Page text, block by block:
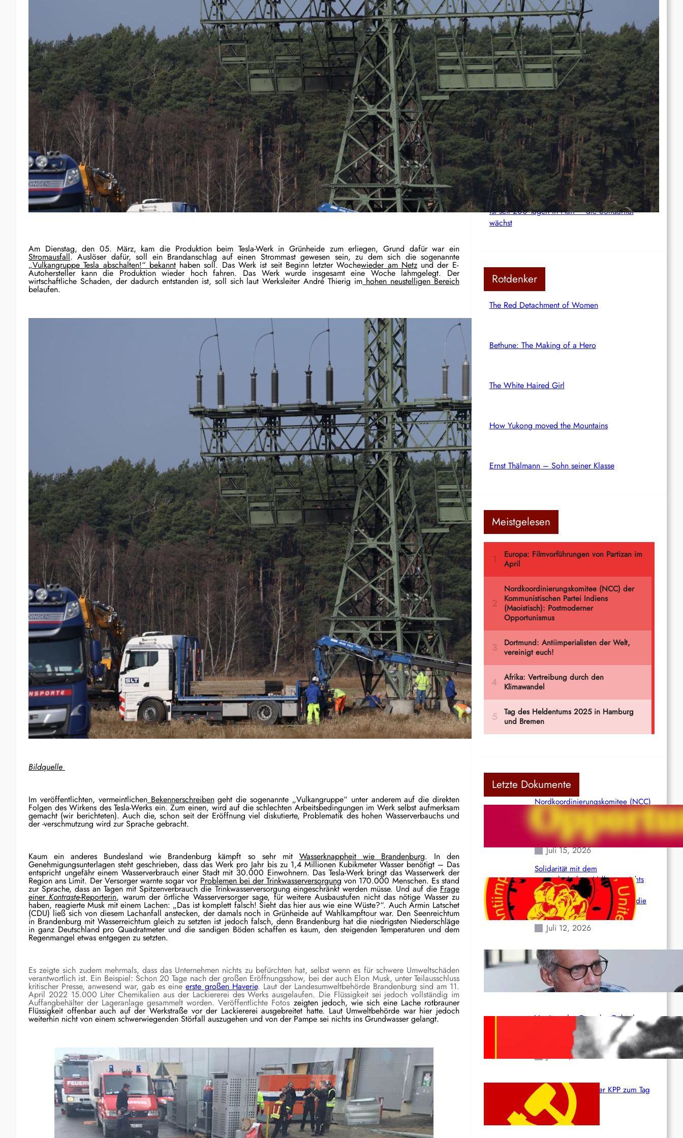
Am Dienstag, den 05. März, kam die Produktion beim Tesla-Werk in Grünheide zum erliegen, Grund dafür war ein
Stromausfall. Auslöser dafür, soll ein Brandanschlag auf einen Strommast gewesen sein, zu dem sich die sogenannte
„Vulkangruppe Tesla abschalten!“ bekannthaben soll. Das Werk ist seit Beginn letzter Wochewieder am Netzund der E-
Autohersteller kann die Produktion wieder hoch fahren. Das Werk wurde insgesamt eine Woche lahmgelegt. Der
wirtschaftliche Schaden, der dadurch entstanden ist, soll sich laut Werksleiter André Thierig im hohen neustelligen Bereich
belaufen.
Bildquelle
Im veröffentlichten, vermeintlichenBekennerschreibengeht die sogenannte „Vulkangruppe“ unter anderem auf die direkten
Folgen des Wirkens des Tesla-Werks ein. Zum einen, wird auf die schlechten Arbeitsbedingungen im Werk selbst aufmerksam
gemacht (wir berichteten). Auch die, schon seit der Eröffnung viel diskutierte, Problematik des hohen Wasserverbauchs und
der -verschmutzung wird zur Sprache gebracht.
Kaum ein anderes Bundesland wie Brandenburg kämpft so sehr mit Wasserknappheit wie Brandenburg. In den
Genehmigungsunterlagen steht geschrieben, dass das Werk pro Jahr bis zu 1,4 Millionen Kubikmeter Wasser benötigt – Das
entspricht ungefähr einem Wasserverbrauch einer Stadt mit 30.000 Einwohnern. Das Tesla-Werk bringt das Wasserwerk der
Region ans Limit. Der Versorger warnte sogar vor Problemen bei der Trinkwasserversorgung von 170.000 Menschen. Es stand
zur Sprache, dass an Tagen mit Spitzenverbrauch die Trinkwasserversorgung eingeschränkt werden müsse. Und auf die Frage
einerKontraste-Reporterin, warum der örtliche Wasserversorger sage, für weitere Ausbaustufen nicht das nötige Wasser zu
haben, reagierte Musk mit einem Lachen: „Das ist komplett falsch! Sieht das hier aus wie eine Wüste?“. Auch Armin Latschet
(CDU) ließ sich von diesem Lachanfall anstecken, der damals noch in Grünheide auf Wahlkampftour war. Den Seenreichtum
in Brandenburg mit Wasserreichtum gleich zu setzten ist jedoch falsch, denn Brandenburg hat die niedrigsten Niederschläge
in ganz Deutschland pro Quadratmeter und die sandigen Böden schaffen es kaum, den steigenden Temperaturen und dem
Regenmangel etwas entgegen zu setzten.
Es zeigte sich zudem mehrmals, dass das Unternehmen nichts zu befürchten hat, selbst wenn es für schwere Umweltschäden
verantwortlich ist. Ein Beispiel: Schon 20 Tage nach der großen Eröffnungsshow, bei der auch Elon Musk, unter Teilausschluss
kritischer Presse, anwesend war, gab es eineerste großen Haverie. Laut der Landesumweltbehörde Brandenburg sind am 11.
April 2022 15.000 Liter Chemikalien aus der Lackiererei des Werks ausgelaufen. Die Flüssigkeit sei jedoch vollständig im
Auffangbehälter der Lageranlage gesammelt worden. Veröffentlichte Fotos zeigten jedoch, wie sich eine Lache rotbrauner
Flüssigkeit offenbar auch auf der Werkstraße vor der Lackiererei ausgebreitet hatte. Laut Umweltbehörde war hier jedoch
weiterhin nicht von einem schwerwiegenden Störfall auszugehen und von der Pampe sei nichts ins Grundwasser gelangt.
Anti-ICE-Proteste halten an – Aktivist:innen
drohen langjährige Haftstrafen
Palästina: Verschiebung der Urteilsverkündung
im Prozess gegen den linken Aktivisten Raja
Eghbarieh
Italien: 1.000 Euro Geldstrafe für ein
antifaschistisches Transparent
Syrien: Der kurdische Journalist Ahmet Polad
ist seit 200 Tagen in Haft – die Solidarität
wächst
Rotdenker
The Red Detachment of Women
Bethune: The Making of a Hero
The White Haired Girl
How Yukong moved the Mountains
Ernst Thälmann – Sohn seiner Klasse
Meistgelesen
Letzte Dokumente
Nordkoordinierungskomitee (NCC)
der Kommunistischen Partei Indiens
(Maoistisch): Postmoderner
Opportunismus
Juli 15, 2026
Solidarität mit dem
venezolanischem Volk angesichts
der verlorenen Leben und der
katastrophalen Situation durch die
Erdbeben des 24. Juni!
Juli 12, 2026
Indien: „Die Politik der
Kapitulation“ von K. Murali (Ajith)
Juli 1, 2026
Vorsitzender Gonzalo: Gebt das
Leben für die Partei und die
Juni 19, 2026
Beschluss des ZK der KPP zum Tag
des Heldentums
Juni 19, 2026